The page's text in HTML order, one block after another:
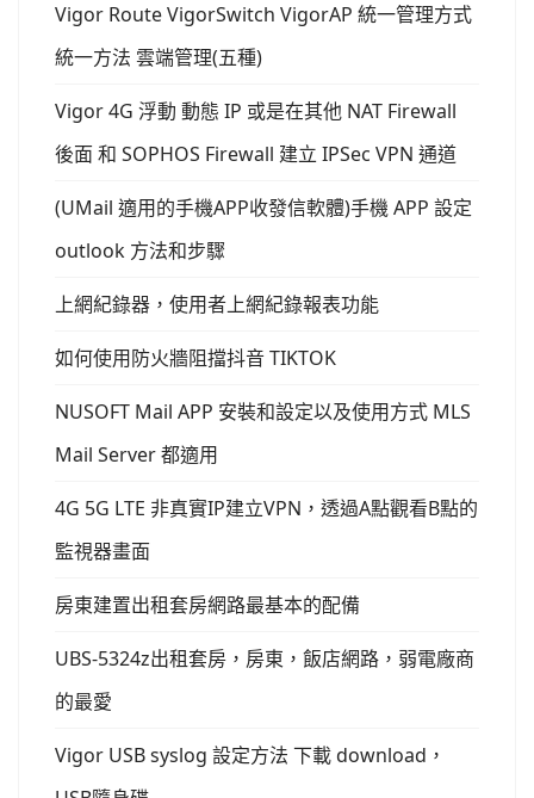
Vigor Route VigorSwitch VigorAP 統一管理方式
統一方法 雲端管理(五種)
Vigor 4G 浮動 動態 IP 或是在其他 NAT Firewall
後面 和 SOPHOS Firewall 建立 IPSec VPN 通道
(UMail 適用的手機APP收發信軟體)手機 APP 設定
outlook 方法和步驟
上網紀錄器，使用者上網紀錄報表功能
如何使用防火牆阻擋抖音 TIKTOK
NUSOFT Mail APP 安裝和設定以及使用方式 MLS
Mail Server 都適用
4G 5G LTE 非真實IP建立VPN，透過A點觀看B點的
監視器畫面
房東建置出租套房網路最基本的配備
UBS-5324z出租套房，房東，飯店網路，弱電廠商
的最愛
Vigor USB syslog 設定方法 下載 download，